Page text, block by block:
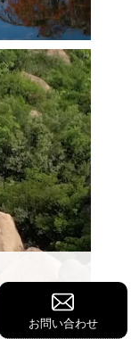
お問い合わせ